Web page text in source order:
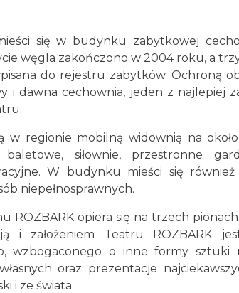
się w budynku zabytkowej
węgla zakończono w 2004 roku, a
do rejestru zabytków. Ochroną
i dawna cechownia, jeden z najlepiej
w regionie mobilną widownią na
siłownie, przestronne
W budynku mieści się również
niepełnosprawnych.
ROZBARK opiera się na trzech
i założeniem Teatru ROZBARK
wzbogaconego o inne formy sztuki
oraz prezentacje
i ze świata.